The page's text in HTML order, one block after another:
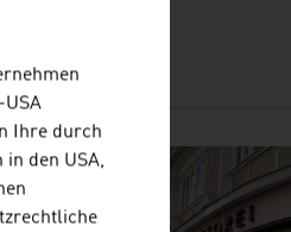
Ihre durch
in den USA,